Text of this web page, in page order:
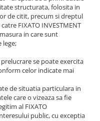
structurata, folosita in
de citit, precum si dreptul
FIXATO INVESTMENT
in care sunt
lege;
se poate exercita
celor indicate mai
de situatia particulara in
care o vizeaza sa fie
al FIXATO
public, cu exceptia